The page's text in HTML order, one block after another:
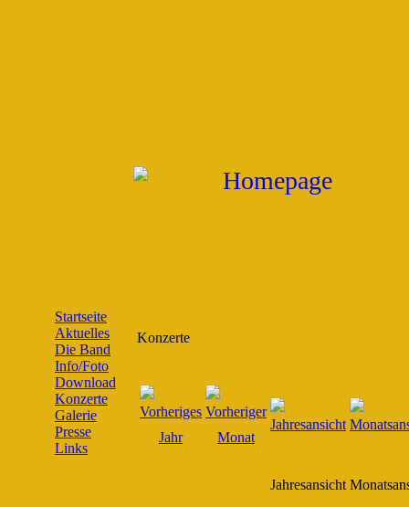
Startseite
Aktuelles
Die Band
Info/Foto
Download
Konzerte
Galerie
Presse
Links
Konzerte
Jahresansicht